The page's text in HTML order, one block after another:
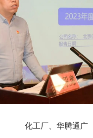
化工厂、华腾通广